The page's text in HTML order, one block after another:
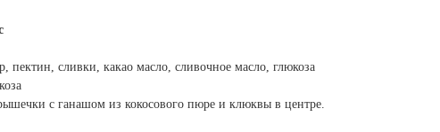
пектин, сливки, какао масло, сливочное масло, глюкоза
с ганашом из кокосового пюре и клюквы в центре.